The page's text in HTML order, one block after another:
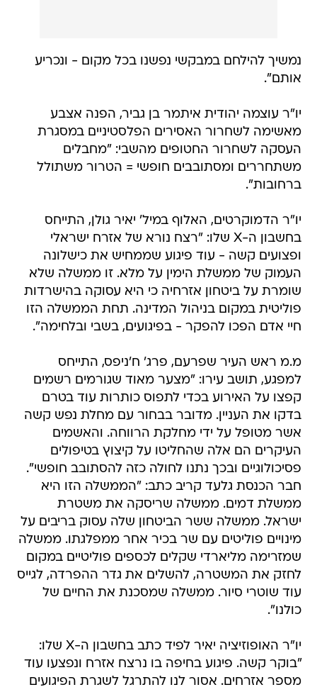
נמשיך להילחם במבקשי נפשנו בכל מקום - ונכריע
אותם".
יו"ר עוצמה יהודית איתמר בן גביר, הפנה אצבע
מאשימה לשחרור האסירים הפלסטיניים במסגרת
העסקה לשחרור החטופים מהשבי: "מחבלים
משתחררים ומסתובבים חופשי = הטרור משתולל
ברחובות".
יו"ר הדמוקרטים, האלוף במיל' יאיר גולן, התייחס
בחשבון ה-X שלו: "רצח נורא של אזרח ישראלי
ופצועים קשה - עוד פיגוע שממחיש את כישלונה
העמוק של ממשלת הימין על מלא. זו ממשלה שלא
שומרת על ביטחון אזרחיה כי היא עסוקה בהישרדות
פוליטית במקום בניהול המדינה. תחת הממשלה הזו
חיי אדם הפכו להפקר - בפיגועים, בשבי ובלחימה".
מ.מ ראש העיר שפרעם, פרג' ח'ניפס, התייחס
למפגע, תושב עירו: "מצער מאוד שגורמים רשמים
קפצו על האירוע בכדי לתפוס כותרות עוד בטרם
בדקו את העניין. מדובר בבחור עם מחלת נפש קשה
אשר מטופל על ידי מחלקת הרווחה. והאשמים
העיקרים הם אלה שהחליטו על קיצוץ בטיפולים
פסיכולוגיים ובכך נתנו לחולה כזה להסתובב חופשי".
חבר הכנסת גלעד קריב כתב: "הממשלה הזו היא
ממשלת דמים. ממשלה שריסקה את משטרת
ישראל. ממשלה ששר הביטחון שלה עסוק בריבים על
מינויים פוליטים עם שר בכיר אחר ממפלגתו. ממשלה
שמזרימה מליארדי שקלים לכספים פוליטיים במקום
לחזק את המשטרה, להשלים את גדר ההפרדה, לגייס
עוד שוטרי סיור. ממשלה שמסכנת את החיים של
כולנו".
יו"ר האופוזיציה יאיר לפיד כתב בחשבון ה-X שלו:
"בוקר קשה. פיגוע בחיפה בו נרצח אזרח ונפצעו עוד
מספר אזרחים. אסור לנו להתרגל לשגרת הפיגועים